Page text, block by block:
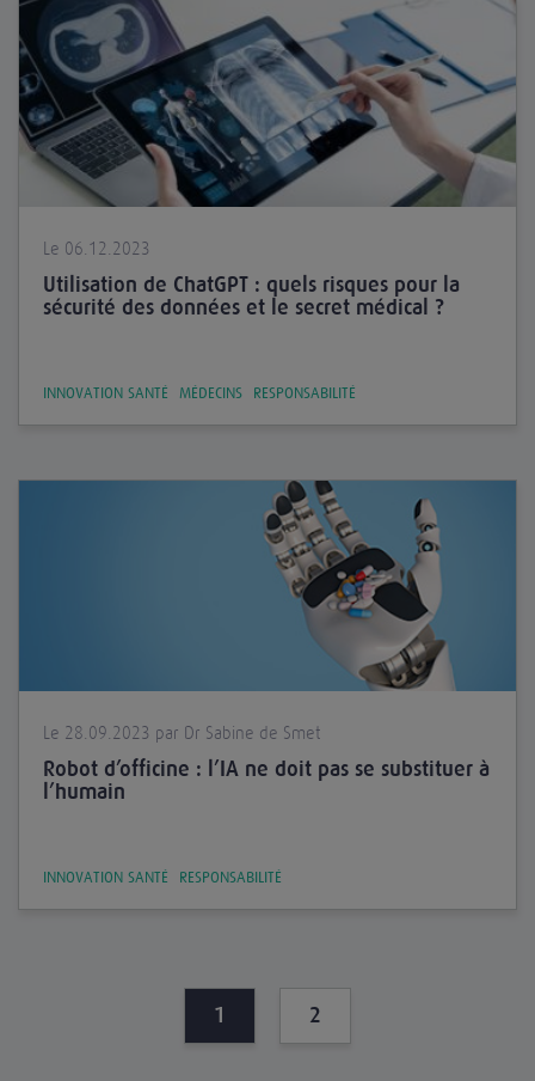
Le 06.12.2023
Utilisation de ChatGPT : quels risques pour la
sécurité des données et le secret médical ?
INNOVATION SANTÉ MÉDECINS RESPONSABILITÉ
Le 28.09.2023 par Dr Sabine de Smet
Robot d’officine : l’IA ne doit pas se substituer à
l’humain
INNOVATION SANTÉ RESPONSABILITÉ
1 2